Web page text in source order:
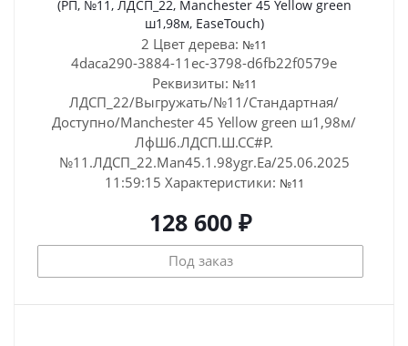
(РП, №11, ЛДСП_22, Manchester 45 Yellow green
ш1,98м, EaseTouch)
2 Цвет дерева: №11
4daca290-3884-11ec-3798-d6fb22f0579e
Реквизиты: №11
ЛДСП_22/Выгружать/№11/Стандартная/
Доступно/Manchester 45 Yellow green ш1,98м/
ЛфШ6.ЛДСП.Ш.СС#Р.
№11.ЛДСП_22.Man45.1.98ygr.Ea/25.06.2025
11:59:15 Характеристики: №11
128 600 ₽
Под заказ